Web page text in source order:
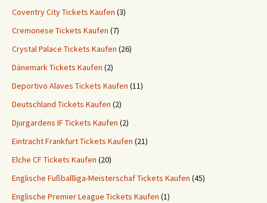
Coventry City Tickets Kaufen (3)
Cremonese Tickets Kaufen (7)
Crystal Palace Tickets Kaufen (26)
Dänemark Tickets Kaufen (2)
Deportivo Alaves Tickets Kaufen (11)
Deutschland Tickets Kaufen (2)
Djurgardens IF Tickets Kaufen (2)
Eintracht Frankfurt Tickets Kaufen (21)
Elche CF Tickets Kaufen (20)
Englische Fußballliga-Meisterschaf Tickets Kaufen (45)
Englische Premier League Tickets Kaufen (1)